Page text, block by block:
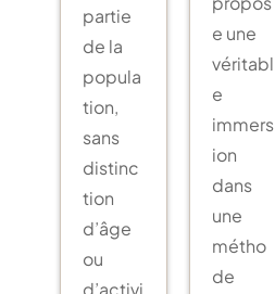
partie
de la
popula
tion,
sans
distinc
tion
d’âge
ou
d’activi
e une
véritabl
e
immers
ion
dans
une
métho
de